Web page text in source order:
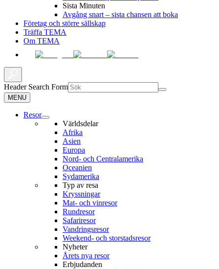
Sista Minuten
Avgång snart – sista chansen att boka
Företag och större sällskap
Träffa TEMA
Om TEMA
Header Search Form
MENU
Resor
Världsdelar
Afrika
Asien
Europa
Nord- och Centralamerika
Oceanien
Sydamerika
Typ av resa
Kryssningar
Mat- och vinresor
Rundresor
Safariresor
Vandringsresor
Weekend- och storstadsresor
Nyheter
Årets nya resor
Erbjudanden